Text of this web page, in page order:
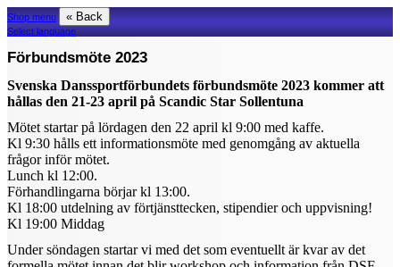
Shop menu « Back
Select language
Förbundsmöte 2023
Svenska Danssportförbundets förbundsmöte 2023 kommer att
hållas den 21-23 april på Scandic Star Sollentuna
Mötet startar på lördagen den 22 april kl 9:00 med kaffe.
Kl 9:30 hålls ett informationsmöte med genomgång av aktuella
frågor inför mötet.
Lunch kl 12:00.
Förhandlingarna börjar kl 13:00.
Kl 18:00 utdelning av förtjänsttecken, stipendier och uppvisning!
Kl 19:00 Middag
Under söndagen startar vi med det som eventuellt är kvar av det